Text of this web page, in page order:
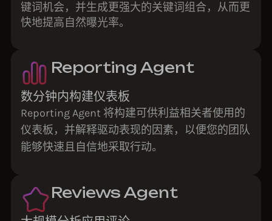
键词机会，并生成更强大的关键词组合，从而更
快地提高自然曝光率。
Reporting Agent
数分钟内构建仪表板
Reporting Agent 将构建可供利益相关者使用的
仪表板，并解释驱动表现的因素，以便您的团队
能够快速且自信地采取行动。
Reviews Agent